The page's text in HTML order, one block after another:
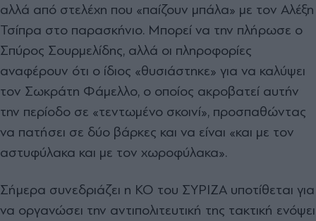
αλλά από στελέχη που «παίζουν µπάλα» µε τον Αλέξη
Τσίπρα στο παρασκήνιο. Μπορεί να την πλήρωσε ο
Σπύρος Σουρµελίδης, αλλά οι πληροφορίες
αναφέρουν ότι ο ίδιος «θυσιάστηκε» για να καλύψει
τον Σωκράτη Φάµελλο, ο οποίος ακροβατεί αυτήν
την περίοδο σε «τεντωµένο σκοινί», προσπαθώντας
να πατήσει σε δύο βάρκες και να είναι «και µε τον
αστυφύλακα και µε τον χωροφύλακα».
Σήµερα συνεδριάζει η ΚΟ του ΣΥΡΙΖΑ υποτίθεται για
να οργανώσει την αντιπολιτευτική της τακτική ενόψει